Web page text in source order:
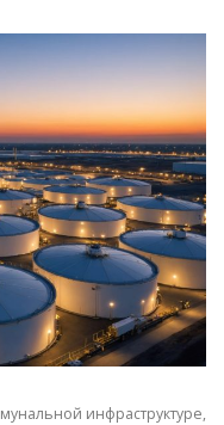
МЕТАЛЛОВ
инфраструктуре,